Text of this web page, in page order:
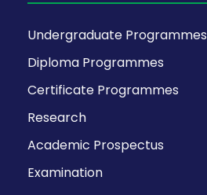
Undergraduate Programmes
Diploma Programmes
Certificate Programmes
Research
Academic Prospectus
Examination